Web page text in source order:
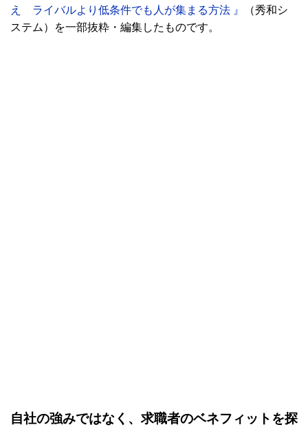
え ライバルより低条件でも人が集まる方法 』
（秀和シ
ステム）を一部抜粋・編集したものです。
自社の強みではなく、求職者のベネフィットを探